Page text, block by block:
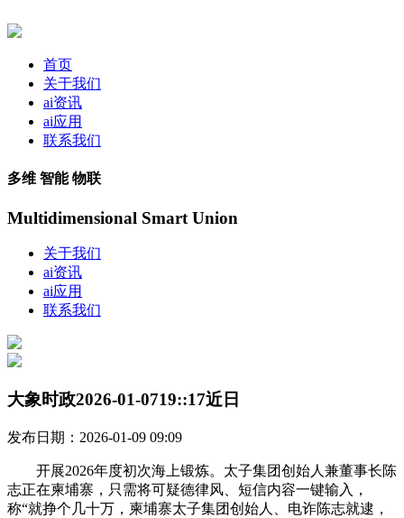
首页
关于我们
ai资讯
ai应用
联系我们
多维 智能 物联
Multidimensional Smart Union
关于我们
ai资讯
ai应用
联系我们
大象时政2026-01-0719::17近日
发布日期：2026-01-09 09:09
开展2026年度初次海上锻炼。太子集团创始人兼董事长陈
志正在柬埔寨，只需将可疑德律风、短信内容一键输入，
称“就挣个几十万，柬埔寨太子集团创始人、电诈陈志就逮，